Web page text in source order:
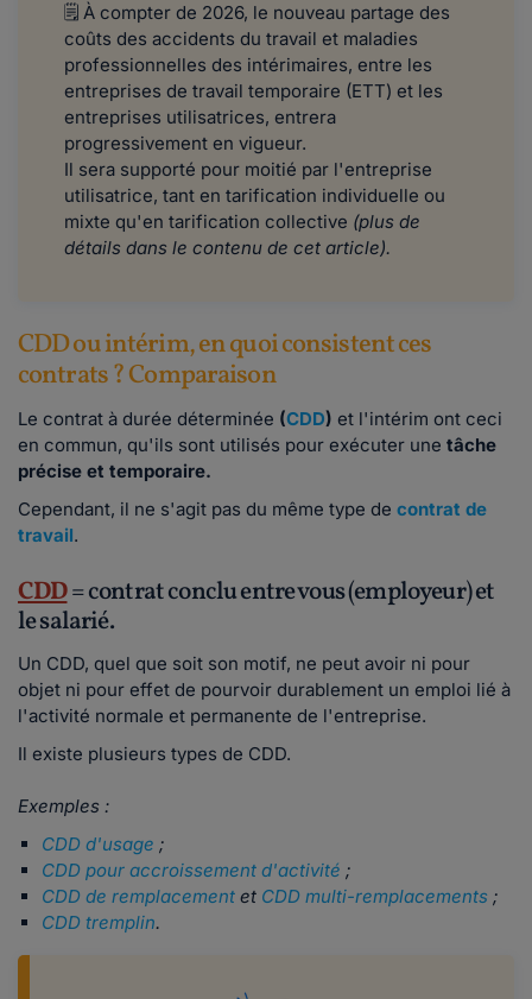
🗒 À compter de 2026, le nouveau partage des
coûts des accidents du travail et maladies
professionnelles des intérimaires, entre les
entreprises de travail temporaire (ETT) et les
entreprises utilisatrices, entrera
progressivement en vigueur.
Il sera supporté pour moitié par l'entreprise
utilisatrice, tant en tarification individuelle ou
mixte qu'en tarification collective (plus de
détails dans le contenu de cet article).
CDD ou intérim, en quoi consistent ces
contrats ? Comparaison
Le contrat à durée déterminée (CDD) et l'intérim ont ceci
en commun, qu'ils sont utilisés pour exécuter une tâche
précise et temporaire.
Cependant, il ne s'agit pas du même type de contrat de
travail.
CDD= contrat conclu entre vous (employeur) et
le salarié.
Un CDD, quel que soit son motif, ne peut avoir ni pour
objet ni pour effet de pourvoir durablement un emploi lié à
l'activité normale et permanente de l'entreprise.
Il existe plusieurs types de CDD.
Exemples :
CDD d'usage ;
CDD pour accroissement d'activité ;
CDD de remplacement et CDD multi-remplacements ;
CDD tremplin.